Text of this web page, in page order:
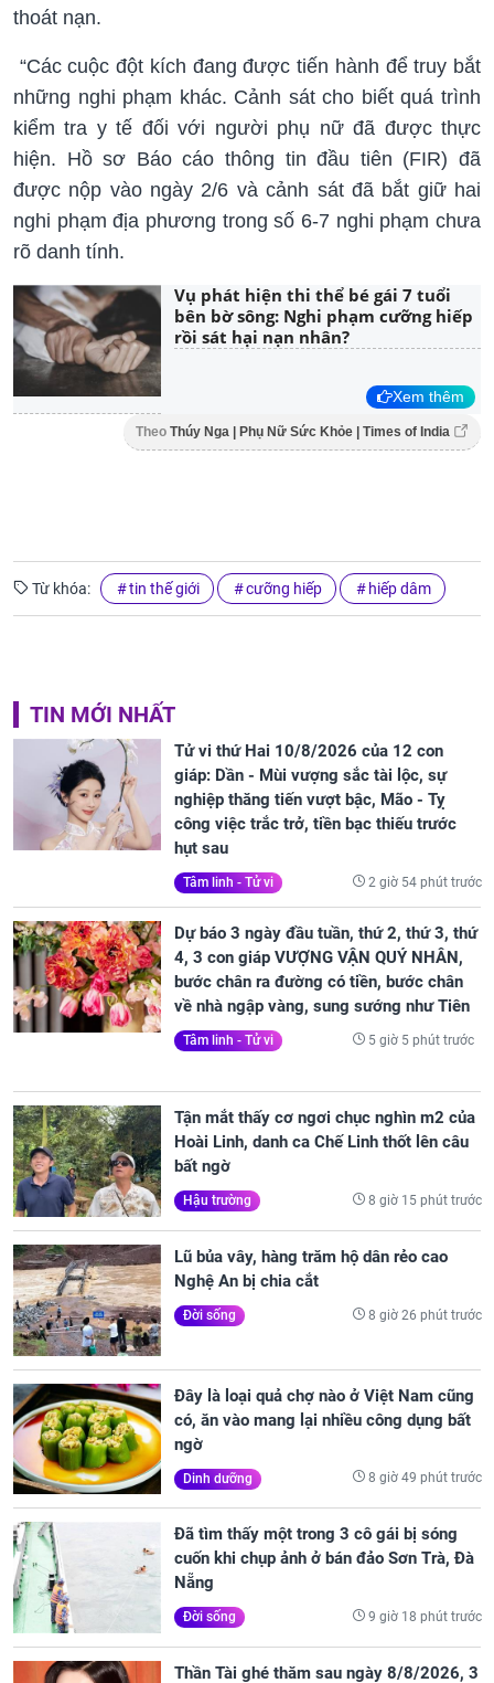
thoát nạn.
“Các cuộc đột kích đang được tiến hành để truy bắt
những nghi phạm khác. Cảnh sát cho biết quá trình
kiểm tra y tế đối với người phụ nữ đã được thực
hiện. Hồ sơ Báo cáo thông tin đầu tiên (FIR) đã
được nộp vào ngày 2/6 và cảnh sát đã bắt giữ hai
nghi phạm địa phương trong số 6-7 nghi phạm chưa
rõ danh tính.
Vụ phát hiện thi thể bé gái 7 tuổi
bên bờ sông: Nghi phạm cưỡng hiếp
rồi sát hại nạn nhân?
Xem thêm
Theo Thúy Nga | Phụ Nữ Sức Khỏe | Times of India
Từ khóa: tin thế giới cưỡng hiếp hiếp dâm
TIN MỚI NHẤT
Tử vi thứ Hai 10/8/2026 của 12 con
giáp: Dần - Mùi vượng sắc tài lộc, sự
nghiệp thăng tiến vượt bậc, Mão - Tỵ
công việc trắc trở, tiền bạc thiếu trước
hụt sau
Tâm linh - Tử vi 2 giờ 54 phút trước
Dự báo 3 ngày đầu tuần, thứ 2, thứ 3, thứ
4, 3 con giáp VƯỢNG VẬN QUÝ NHÂN,
bước chân ra đường có tiền, bước chân
về nhà ngập vàng, sung sướng như Tiên
Tâm linh - Tử vi 5 giờ 5 phút trước
Tận mắt thấy cơ ngơi chục nghìn m2 của
Hoài Linh, danh ca Chế Linh thốt lên câu
bất ngờ
Hậu trường 8 giờ 15 phút trước
Lũ bủa vây, hàng trăm hộ dân rẻo cao
Nghệ An bị chia cắt
Đời sống 8 giờ 26 phút trước
Đây là loại quả chợ nào ở Việt Nam cũng
có, ăn vào mang lại nhiều công dụng bất
ngờ
Dinh dưỡng 8 giờ 49 phút trước
Đã tìm thấy một trong 3 cô gái bị sóng
cuốn khi chụp ảnh ở bán đảo Sơn Trà, Đà
Nẵng
Đời sống 9 giờ 18 phút trước
Thần Tài ghé thăm sau ngày 8/8/2026, 3